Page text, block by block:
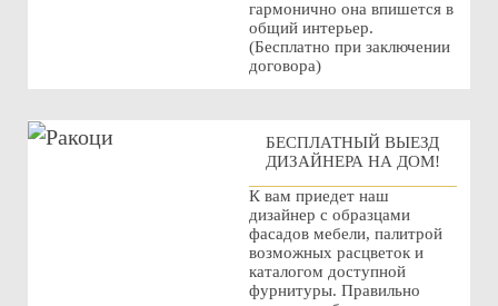
гармонично она впишется в
общий интерьер.
(Бесплатно при заключении
договора)
БЕСПЛАТНЫЙ ВЫЕЗД
ДИЗАЙНЕРА НА ДОМ!
К вам приедет наш
дизайнер с образцами
фасадов мебели, палитрой
возможных расцветок и
каталогом доступной
фурнитуры. Правильно